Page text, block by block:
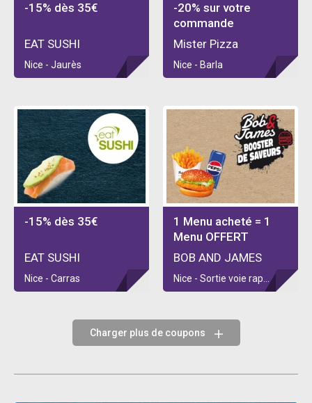
-15% dès 35€
EAT SUSHI
Nice - Jaurès
-20% sur votre
commande
Mister Pizza
Nice - Barla
-15% dès 35€
EAT SUSHI
Nice - Carras
1 Menu acheté = 1
Menu OFFERT
BOB AND JAMES
Nice - Sortie voie rapide Magnan
Charger plus de coupons